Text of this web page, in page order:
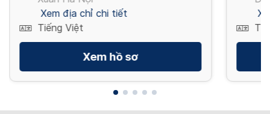
Xem địa chỉ chi tiết
Tiếng Việt
Xem hồ sơ